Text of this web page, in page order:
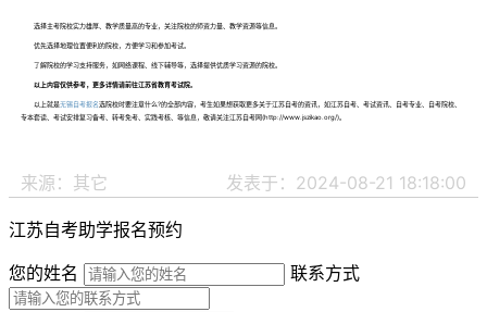
选择主考院校实力雄厚、教学质量高的专业，关注院校的师资力量、教学资源等信息。
优先选择地理位置便利的院校，方便学习和参加考试。
了解院校的学习支持服务，如网络课程、线下辅导等，选择提供优质学习资源的院校。
以上内容仅供参考，更多详情请前往江苏省教育考试院。
以上就是无锡自考报名选院校时要注意什么?的全部内容，考生如果想获取更多关于江苏自考的资讯，如江苏自考、考试资讯、自考专业、自考院校、
专本套读、考试安排复习备考、转考免考、实践考核、等信息，敬请关注江苏自考网(http://www.jszikao.org/)。
来源：其它 发表于：2024-08-21 18:18:00
江苏自考助学报名预约
您的姓名
联系方式